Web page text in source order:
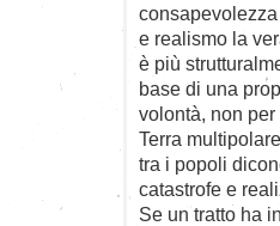
e realismo la
è più
base di una
volontà, non
Terra
tra i popoli
catastrofe e
Se un tratto ha